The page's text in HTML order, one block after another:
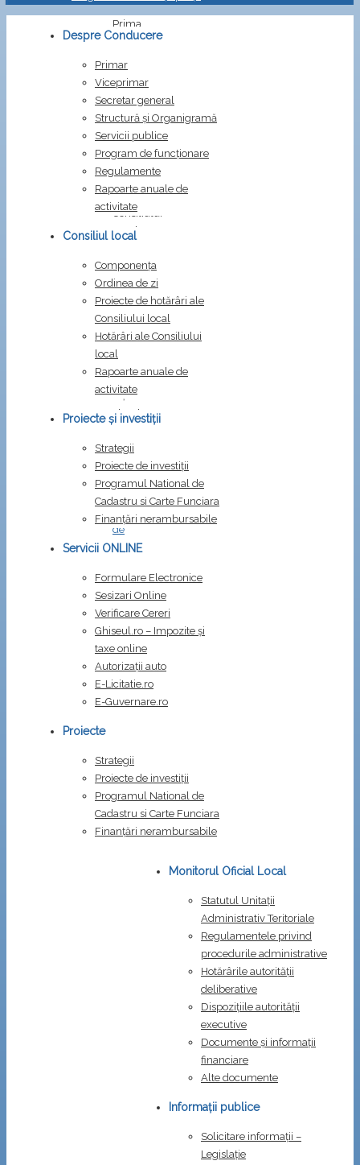
Prima
pagină
Dispozitia
270/2022
Dispozitia
270/2022
privind
convocarea
Consiliului
Local
ședință
ordinară
în
data
de
17.11.2022
Fișiere
atașate:
270
2022
de
carte.
269/2022
Dispozitia
271/2022
Despre Conducere
Primar
Viceprimar
Secretar general
Structură și Organigramă
Servicii publice
Program de funcționare
Regulamente
Rapoarte anuale de
activitate
Consiliul local
Componența
Ordinea de zi
Proiecte de hotărâri ale
Consiliului local
Hotărâri ale Consiliului
local
Rapoarte anuale de
activitate
Proiecte și investiții
Strategii
Proiecte de investiții
Programul National de
Cadastru si Carte Funciara
Finanțări nerambursabile
Servicii ONLINE
Formulare Electronice
Sesizari Online
Verificare Cereri
Ghiseul.ro – Impozite şi
taxe online
Autorizații auto
E-Licitatie.ro
E-Guvernare.ro
Proiecte
Strategii
Proiecte de investiții
Programul National de
Cadastru si Carte Funciara
Finanțări nerambursabile
Monitorul Oficial Local
Statutul Unitații
Administrativ Teritoriale
Regulamentele privind
procedurile administrative
Hotărârile autorității
deliberative
Dispozițiile autorității
executive
Documente și informații
financiare
Alte documente
Informații publice
Solicitare informații –
Legislație